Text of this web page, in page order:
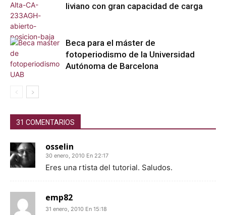
liviano con gran capacidad de carga
Beca para el máster de
fotoperiodismo de la Universidad
Autónoma de Barcelona
31 COMENTARIOS
osselin
30 enero, 2010 En 22:17
Eres una rtista del tutorial. Saludos.
emp82
31 enero, 2010 En 15:18